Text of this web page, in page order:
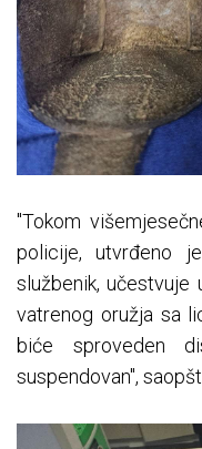
"Tokom
policije, utvrđeno
službenik, učestvuje
vatrenog oružja sa
biće sproveden
suspendovan",